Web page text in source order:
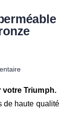
votre Triumph.
de haute qualité